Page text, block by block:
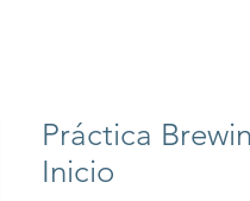
Práctica
Inicio